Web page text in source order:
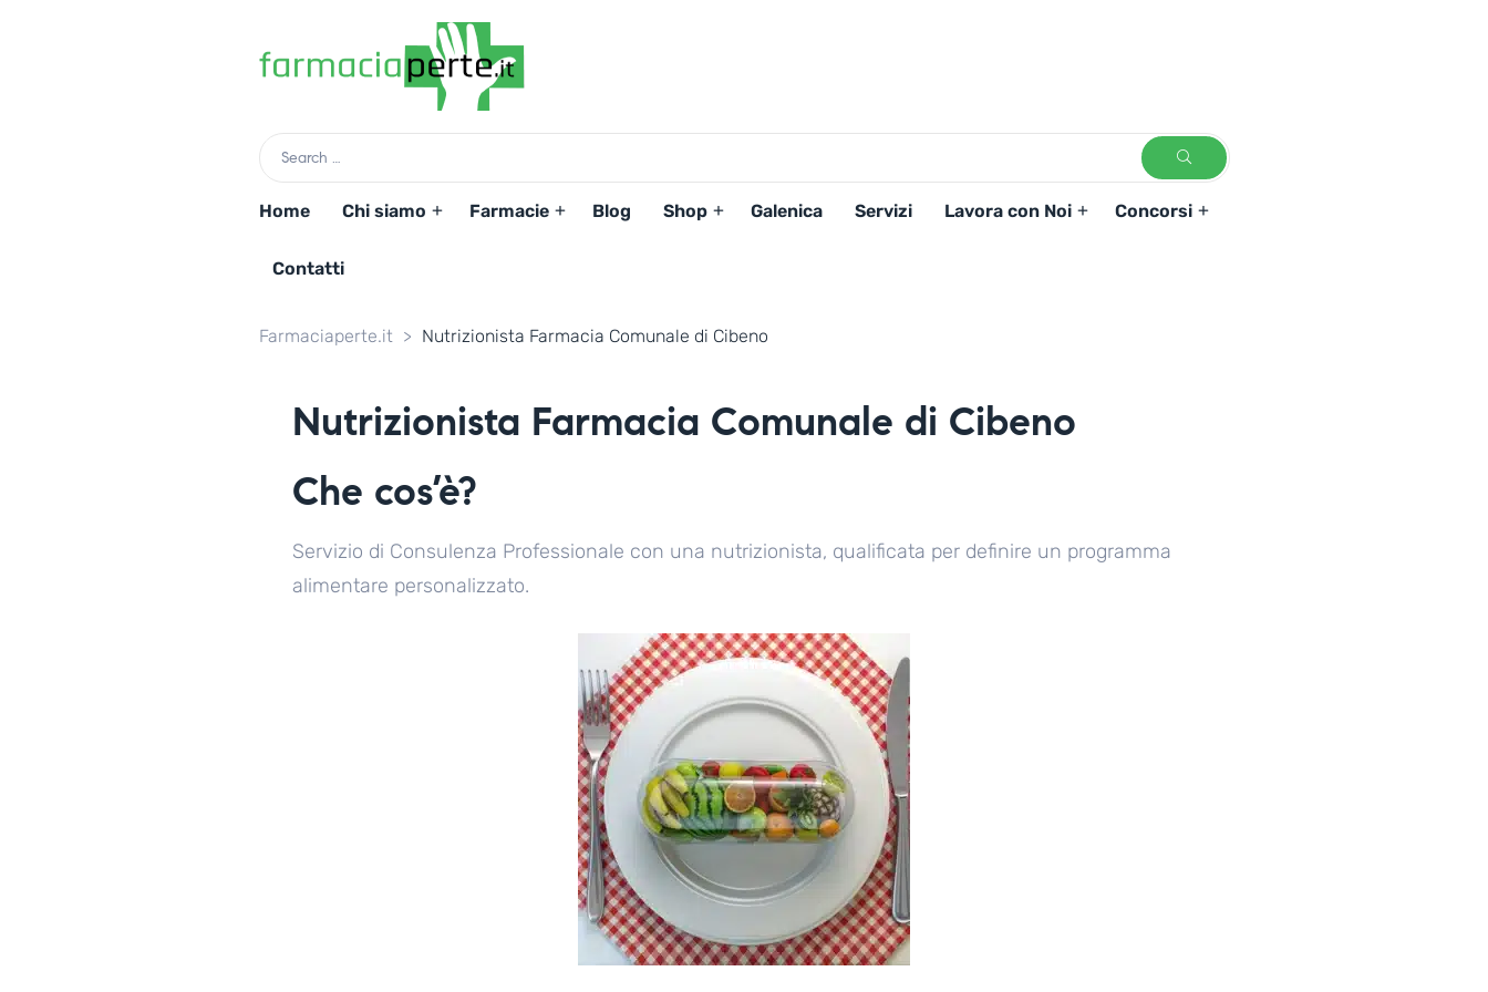
Persona
dei
Servizi
Home Chi siamo Farmacie Blog Shop Galenica Servizi Lavora con Noi Concorsi
Contatti
Farmaciaperte.it > Nutrizionista Farmacia Comunale di Cibeno
Nutrizionista Farmacia Comunale di Cibeno
Che cos’è?
Servizio di Consulenza Professionale con una nutrizionista, qualificata per definire un programma
alimentare personalizzato.